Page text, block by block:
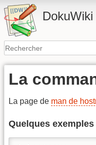
DokuWiki
La
La page de man de
Quelques exemples